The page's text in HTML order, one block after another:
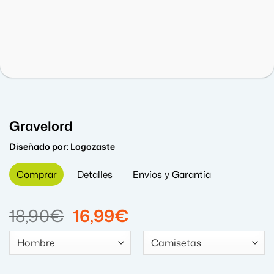
Gravelord
Diseñado por:Logozaste
Comprar Detalles Envíos y Garantía
18,90€ El
precio
original
16,99€
precio
actual